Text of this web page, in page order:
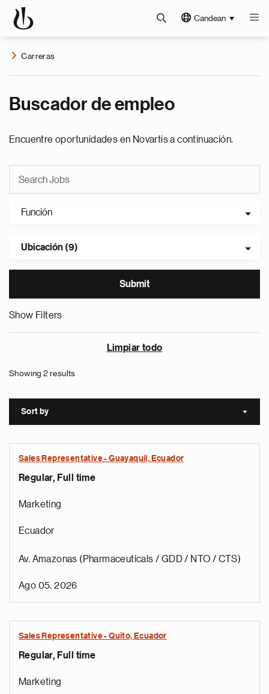
Candean
Carreras
Buscador de empleo
Encuentre oportunidades en Novartis a continuación.
Función
Ubicación (9)
Show Filters
Limpiar todo
Showing 2 results
Sort by Sort
Sales Representative - Guayaquil, Ecuador
Regular, Full time
Marketing
Ecuador
Av. Amazonas (Pharmaceuticals / GDD / NTO / CTS)
Ago 05, 2026
Sales Representative - Quito, Ecuador
Regular, Full time
Marketing